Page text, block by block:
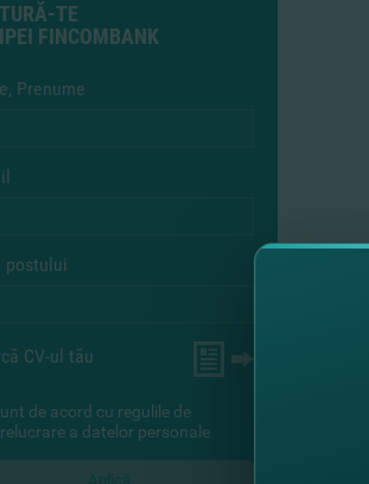
TE
FINCOMBANK
Prenume
postului
CV-ul tău
de acord cu regulile de
a datelor personale